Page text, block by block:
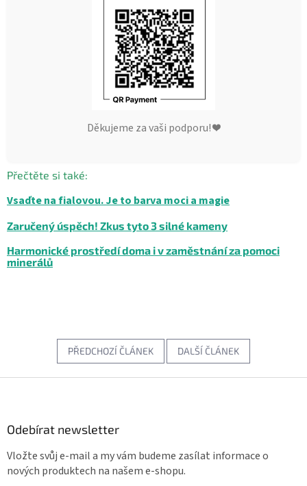
Děkujeme za vaši podporu! ❤️
Přečtěte si také:
Vsaďte na fialovou. Je to barva moci a magie
Zaručený úspěch! Zkus tyto 3 silné kameny
Harmonické prostředí doma i v zaměstnání za pomoci
minerálů
PŘEDCHOZÍ ČLÁNEK DALŠÍ ČLÁNEK
Odebírat newsletter
Vložte svůj e-mail a my vám budeme zasílat informace o
nových produktech na našem e-shopu.